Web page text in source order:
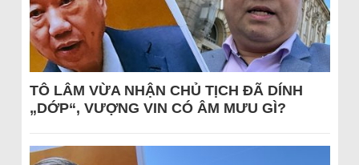
TÔ LÂM VỪA NHẬN CHỦ TỊCH ĐÃ DÍNH
„DỚP“, VƯỢNG VIN CÓ ÂM MƯU GÌ?